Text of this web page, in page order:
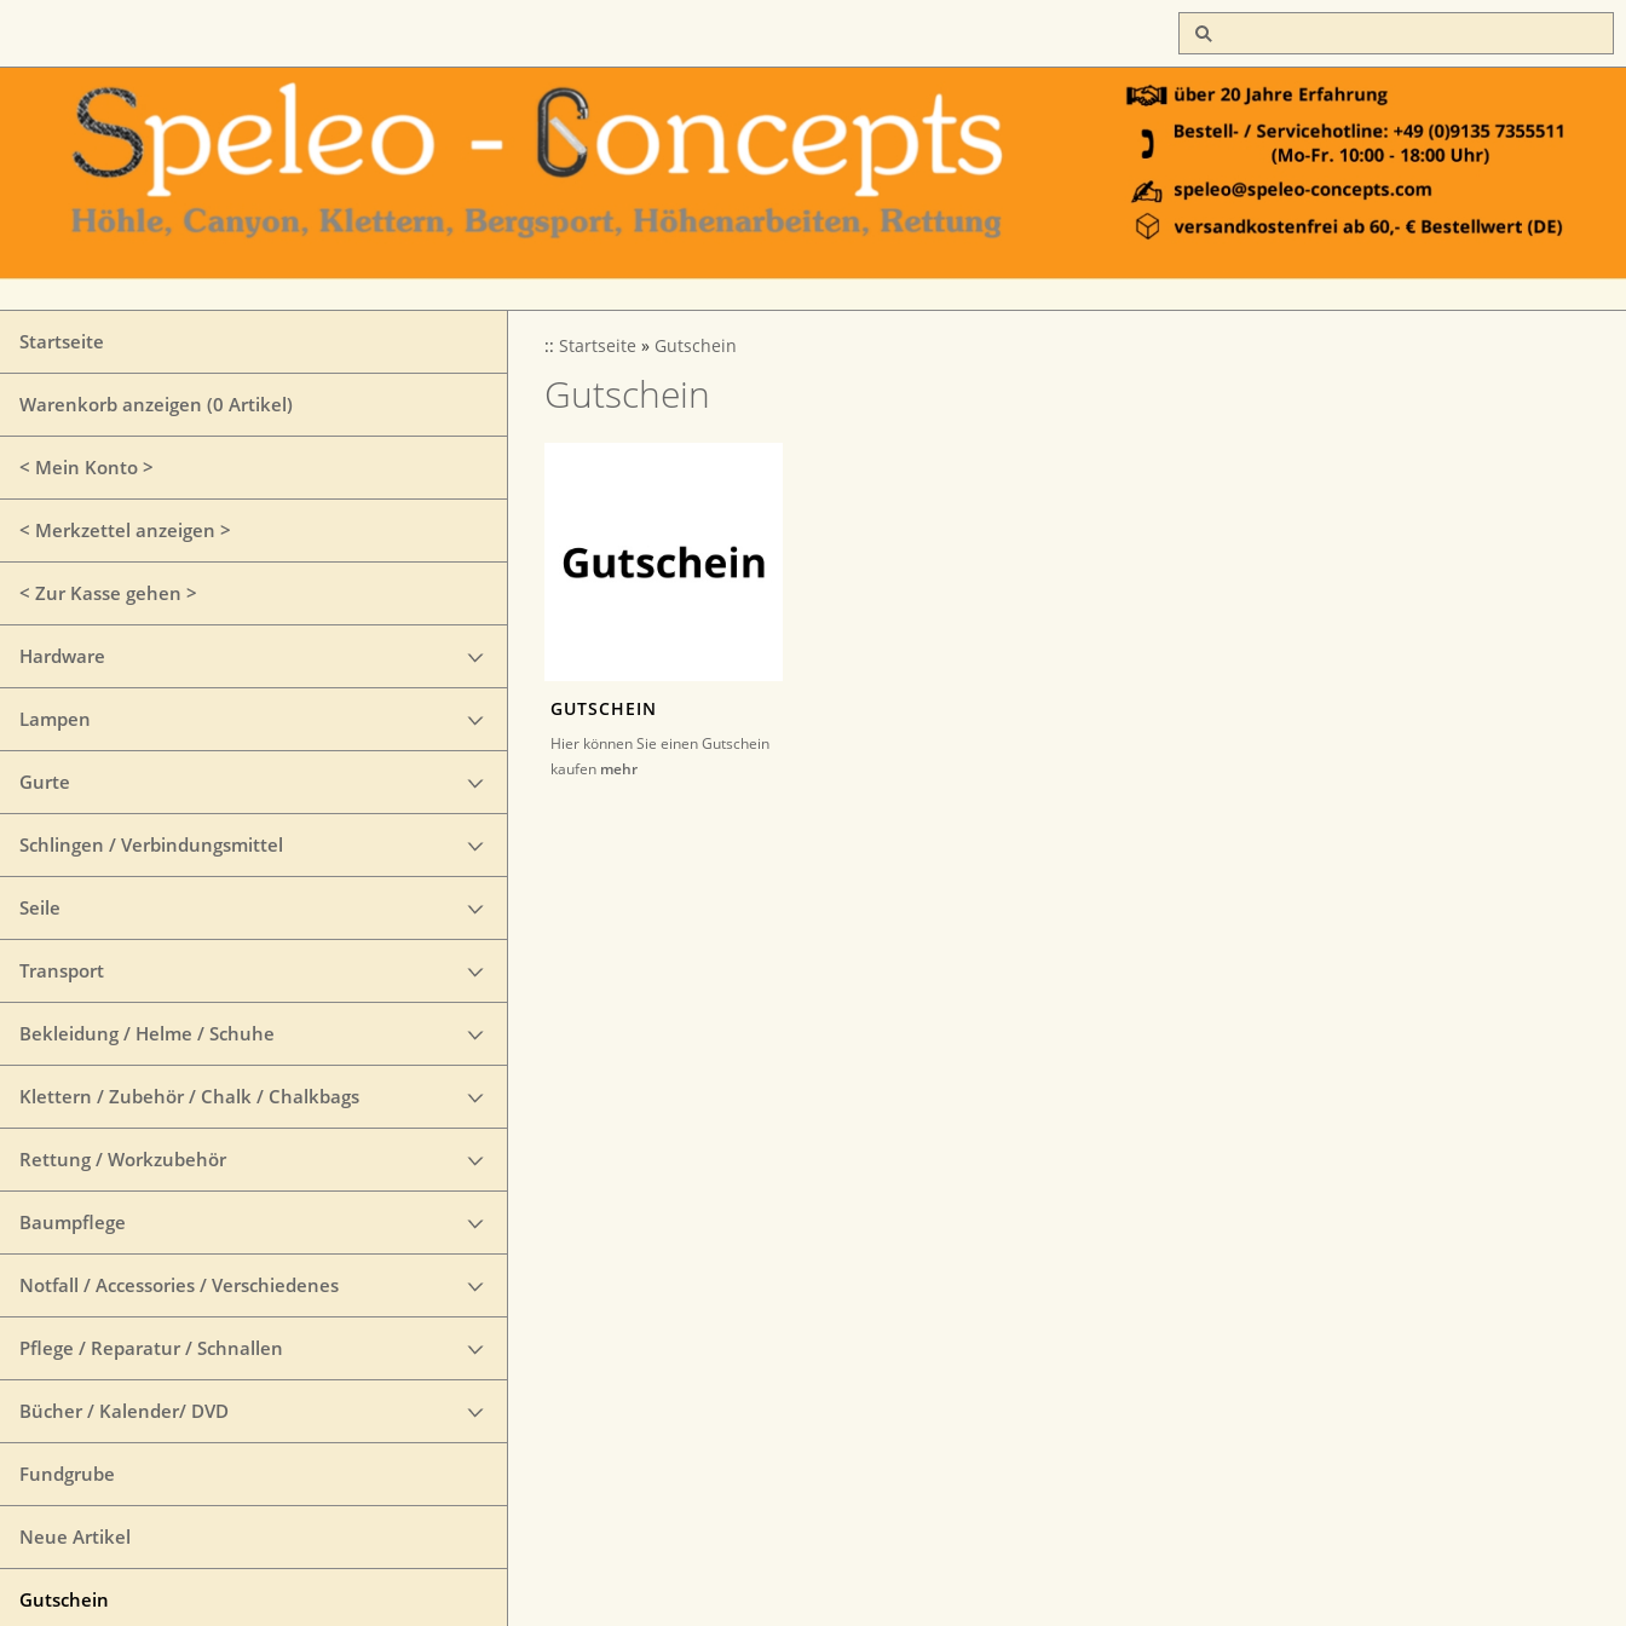
Startseite
Warenkorb anzeigen (0 Artikel)
< Mein Konto >
< Merkzettel anzeigen >
< Zur Kasse gehen >
Hardware
Lampen
Gurte
Schlingen / Verbindungsmittel
Seile
Transport
Bekleidung / Helme / Schuhe
Klettern / Zubehör / Chalk / Chalkbags
Rettung / Workzubehör
Baumpflege
Notfall / Accessories / Verschiedenes
Pflege / Reparatur / Schnallen
Bücher / Kalender/ DVD
Fundgrube
Neue Artikel
Gutschein
:: Startseite » Gutschein
Gutschein
GUTSCHEIN
Hier können Sie einen Gutschein
kaufen mehr